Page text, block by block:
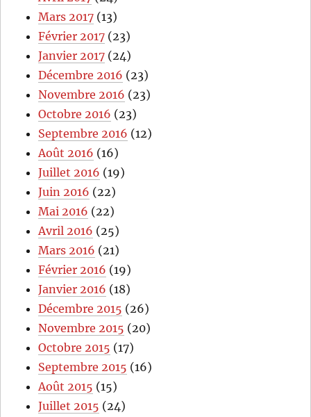
Mars 2017 (13)
Février 2017 (23)
Janvier 2017 (24)
Décembre 2016 (23)
Novembre 2016 (23)
Octobre 2016 (23)
Septembre 2016 (12)
Août 2016 (16)
Juillet 2016 (19)
Juin 2016 (22)
Mai 2016 (22)
Avril 2016 (25)
Mars 2016 (21)
Février 2016 (19)
Janvier 2016 (18)
Décembre 2015 (26)
Novembre 2015 (20)
Octobre 2015 (17)
Septembre 2015 (16)
Août 2015 (15)
Juillet 2015 (24)